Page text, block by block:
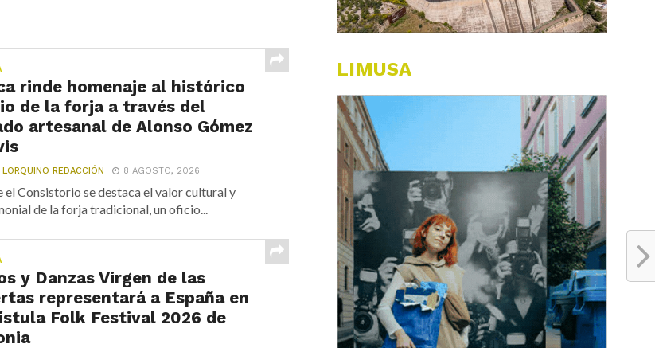
rinde homenaje al histórico
de la forja a través del
artesanal de Alonso Gómez
LORQUINO REDACCIÓN 8 AGOSTO, 2026
el Consistorio se destaca el valor cultural y
de la forja tradicional, un oficio...
y Danzas Virgen de las
representará a España en
Folk Festival 2026 de
LIMUSA